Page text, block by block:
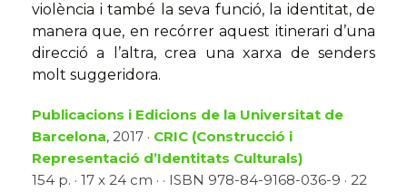
violència i també la seva funció, la identitat, de
manera que, en recórrer aquest itinerari d’una
direcció a l’altra, crea una xarxa de senders
molt suggeridora.
Publicacions i Edicions de la Universitat de
Barcelona, 2017 · CRIC (Construcció i
Representació d’Identitats Culturals)
154 p. · 17 x 24 cm · · ISBN 978-84-9168-036-9 · 22